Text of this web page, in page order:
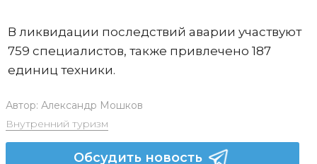
В ликвидации последствий аварии участвуют
759 специалистов, также привлечено 187
единиц техники.
Автор: Александр Мошков
Внутренний туризм
Обсудить новость